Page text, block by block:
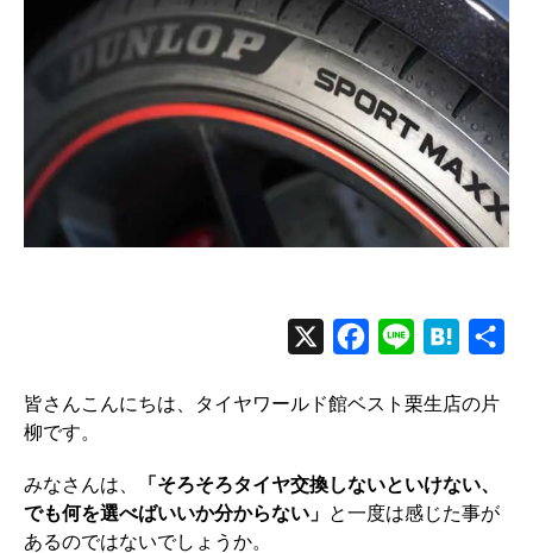
c
b
o
n
t
n
a
皆さんこんにちは、タイヤワールド館ベスト栗生店の片
柳です。
みなさんは、
「そろそろタイヤ交換しないといけない、
でも何を選べばいいか分からない」 と一度は感じた事が
あるのではないでしょうか。